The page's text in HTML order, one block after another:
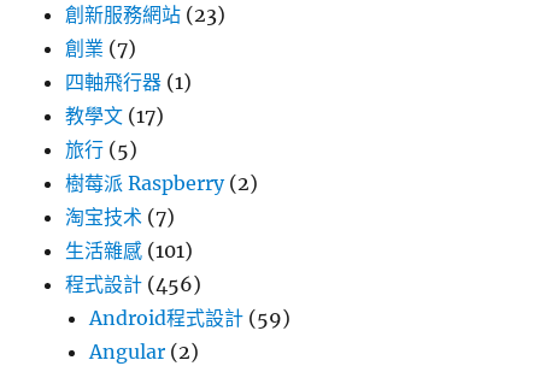
創新服務網站 (23)
創業 (7)
四軸飛行器 (1)
教學文 (17)
旅行 (5)
樹莓派 Raspberry(2)
淘宝技术 (7)
生活雜感 (101)
程式設計 (456)
Android程式設計 (59)
Angular (2)